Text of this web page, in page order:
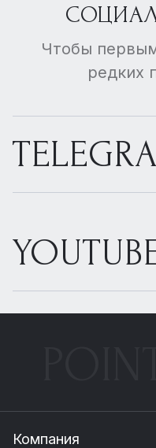
Чтобы
редких
Компания